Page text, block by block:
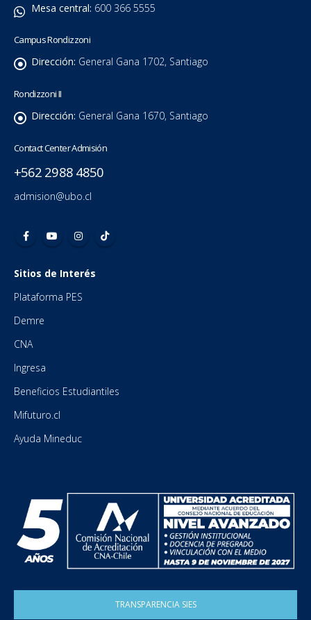
Mesa central: 600 366 5555
Campus Rondizzoni
Dirección: General Gana 1702, Santiago
Rondizzoni II
Dirección: General Gana 1670, Santiago
Contact Center Admisión
+562 2988 4850
admision@ubo.cl
Sitios de Interés
Plataforma PES
Demre
CNA
Ingresa
Beneficios Estudiantiles
Mifuturo.cl
Ayuda Mineduc
TRANSPARENCIA SIES